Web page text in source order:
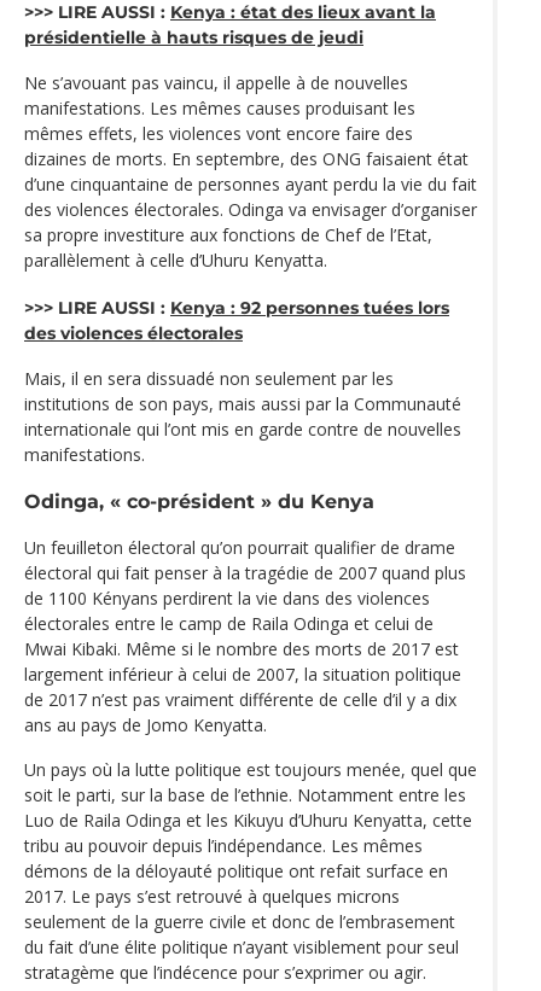
>>> LIRE AUSSI : Kenya : état des lieux avant la
présidentielle à hauts risques de jeudi
Ne s’avouant pas vaincu, il appelle à de nouvelles
manifestations. Les mêmes causes produisant les
mêmes effets, les violences vont encore faire des
dizaines de morts. En septembre, des ONG faisaient état
d’une cinquantaine de personnes ayant perdu la vie du fait
des violences électorales. Odinga va envisager d’organiser
sa propre investiture aux fonctions de Chef de l’Etat,
parallèlement à celle d’Uhuru Kenyatta.
>>> LIRE AUSSI : Kenya : 92 personnes tuées lors
des violences électorales
Mais, il en sera dissuadé non seulement par les
institutions de son pays, mais aussi par la Communauté
internationale qui l’ont mis en garde contre de nouvelles
manifestations.
Odinga, « co-président » du Kenya
Un feuilleton électoral qu’on pourrait qualifier de drame
électoral qui fait penser à la tragédie de 2007 quand plus
de 1100 Kényans perdirent la vie dans des violences
électorales entre le camp de Raila Odinga et celui de
Mwai Kibaki. Même si le nombre des morts de 2017 est
largement inférieur à celui de 2007, la situation politique
de 2017 n’est pas vraiment différente de celle d’il y a dix
ans au pays de Jomo Kenyatta.
Un pays où la lutte politique est toujours menée, quel que
soit le parti, sur la base de l’ethnie. Notamment entre les
Luo de Raila Odinga et les Kikuyu d’Uhuru Kenyatta, cette
tribu au pouvoir depuis l’indépendance. Les mêmes
démons de la déloyauté politique ont refait surface en
2017. Le pays s’est retrouvé à quelques microns
seulement de la guerre civile et donc de l’embrasement
du fait d’une élite politique n’ayant visiblement pour seul
stratagème que l’indécence pour s’exprimer ou agir.